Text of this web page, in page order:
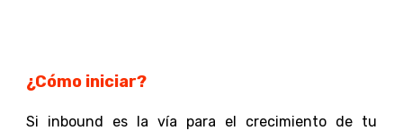
¿Cómo iniciar?
Si inbound es la vía para el crecimiento de tu